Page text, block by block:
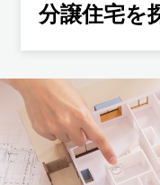
分譲住宅を